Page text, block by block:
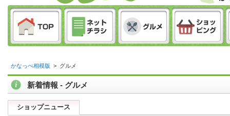
かなっぺ相模版 > グルメ
新着情報 - グルメ
ショップニュース